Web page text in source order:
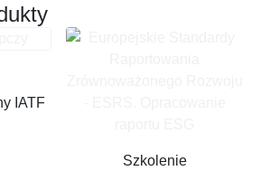
IATF
Szkolenie